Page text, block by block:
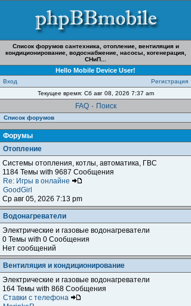
Список форумов сантехника, отопление, вентиляция и
кондиционирование, водоснабжение, насосы, когенерация,
СНиП...
Hello Mobile Device User!
Вход
Регистрация
Текущее время: Сб авг 08, 2026 7:37 am
FAQ · Поиск
Список форумов
Форумы
Отопление
Системы отопления, котлы, автоматика, ГВС
1184 Темы with 9687 Сообщения
Re: Игры в онлайне
GoodGirl
Ср авг 05, 2026 7:13 pm
Водонагреватели
Электрические и газовые водонагреватели
0 Темы with 0 Сообщения
Нет сообщений
Вентиляция и кондиционирование
Электрические и газовые водонагреватели
164 Темы with 868 Сообщения
Ставки с телефона